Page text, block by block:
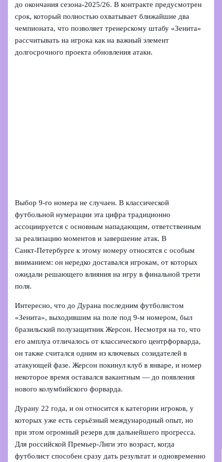
до окончания сезона‑2025/26. В контракте предусмотрен
срок, который полностью охватывает ближайшие два
чемпионата, что позволяет тренерскому штабу «Зенита»
рассчитывать на игрока как на важный элемент
долгосрочного проекта обновления атаки.
Выбор 9‑го номера не случаен. В классической
футбольной нумерации эта цифра традиционно
ассоциируется с основным нападающим, ответственным
за реализацию моментов и завершение атак. В
Санкт‑Петербурге к этому номеру относятся с особым
вниманием: он нередко доставался игрокам, от которых
ожидали решающего влияния на игру в финальной трети
поля.
Интересно, что до Дурана последним футболистом
«Зенита», выходившим на поле под 9‑м номером, был
бразильский полузащитник Жерсон. Несмотря на то, что
его амплуа отличалось от классического центрфорварда,
он также считался одним из ключевых созидателей в
атакующей фазе. Жерсон покинул клуб в январе, и номер
некоторое время оставался вакантным — до появления
нового колумбийского форварда.
Дурану 22 года, и он относится к категории игроков, у
которых уже есть серьёзный международный опыт, но
при этом огромный резерв для дальнейшего прогресса.
Для российской Премьер‑Лиги это возраст, когда
футболист способен сразу дать результат и одновременно